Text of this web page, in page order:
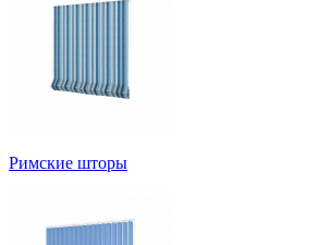
Римские шторы